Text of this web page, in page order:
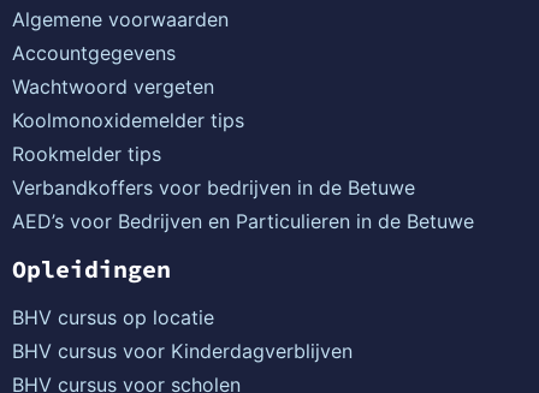
Algemene voorwaarden
Accountgegevens
Wachtwoord vergeten
Koolmonoxidemelder tips
Rookmelder tips
Verbandkoffers voor bedrijven in de Betuwe
AED’s voor Bedrijven en Particulieren in de Betuwe
Opleidingen
BHV cursus op locatie
BHV cursus voor Kinderdagverblijven
BHV cursus voor scholen